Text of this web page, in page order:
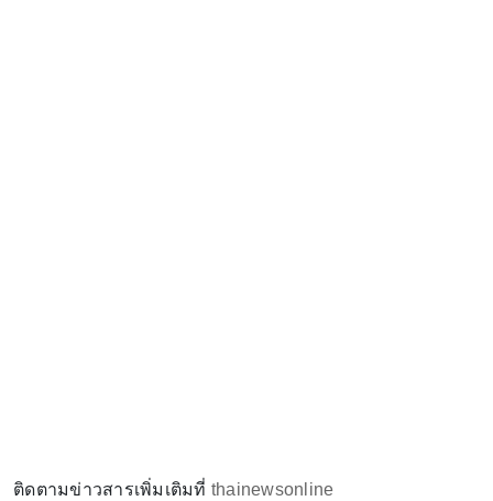
ติดตามข่าวสารเพิ่มเติมที่ thainewsonline